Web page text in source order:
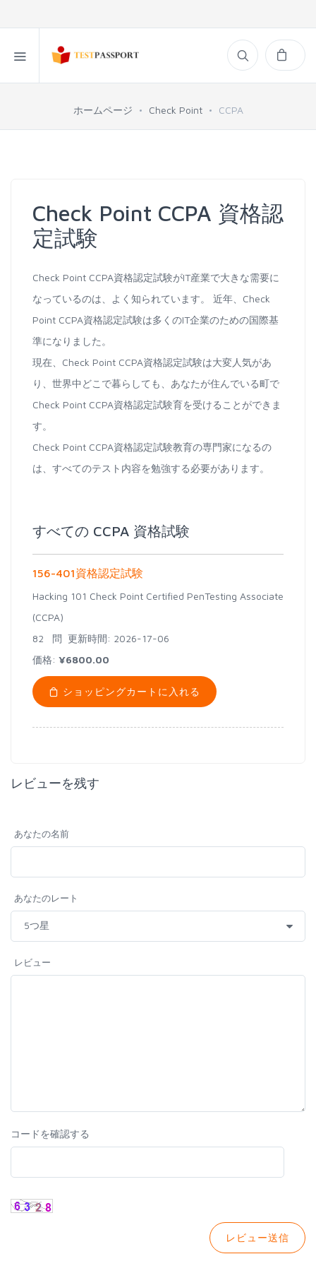
ホームページ Check Point CCPA
Check Point CCPA 資格認
定試験
Check Point CCPA資格認定試験がIT産業で大きな需要に
なっているのは、よく知られています。 近年、Check
Point CCPA資格認定試験は多くのIT企業のための国際基
準になりました。
現在、Check Point CCPA資格認定試験は大変人気があ
り、世界中どこで暮らしても、あなたが住んでいる町で
Check Point CCPA資格認定試験育を受けることができま
す。
Check Point CCPA資格認定試験教育の専門家になるの
は、すべてのテスト内容を勉強する必要があります。
すべての CCPA 資格試験
156-401資格認定試験
Hacking 101 Check Point Certified PenTesting Associate
(CCPA)
82 問 更新時間: 2026-17-06
価格: ¥6800.00
ショッピングカートに入れる
レビューを残す
あなたの名前
あなたのレート
レビュー
コードを確認する